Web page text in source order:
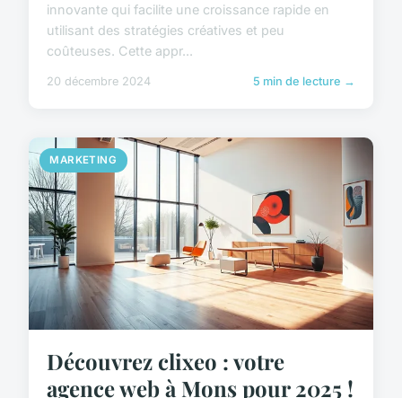
innovante qui facilite une croissance rapide en
utilisant des stratégies créatives et peu
coûteuses. Cette appr...
20 décembre 2024 5 min de lecture →
MARKETING
Découvrez clixeo : votre
agence web à Mons pour 2025 !